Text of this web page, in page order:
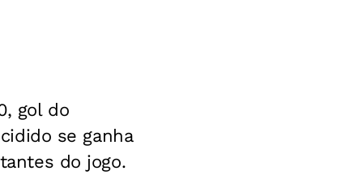
gol do
se ganha
do jogo.